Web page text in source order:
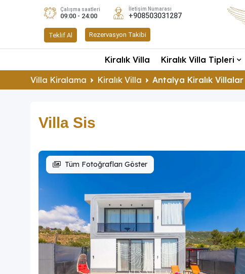
Çalışma saatleri
09:00 - 24:00
İletişim Numarası
+908503031287
Teklif Al Rezervasyon Takibi
Kiralık Villa Kiralık Villa Tipleri
Villa Kiralama
Kiralık Villa Antalya Kiralık Villalar
Villa Sis
Tüm Fotoğrafları Göster